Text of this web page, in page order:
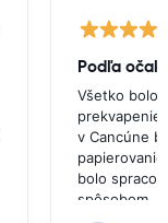
Podľa
Všetko bolo
v Cancúne
bolo
spôsobom.